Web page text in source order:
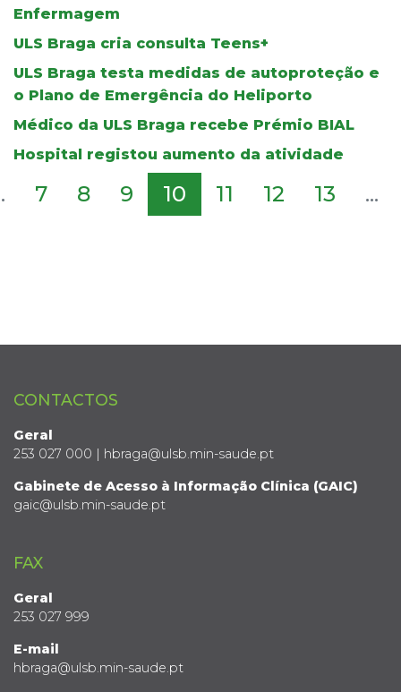
Enfermagem
ULS Braga cria consulta Teens+
ULS Braga testa medidas de autoproteção e
o Plano de Emergência do Heliporto
Médico da ULS Braga recebe Prémio BIAL
Hospital registou aumento da atividade
7 8 9 10 11 12 13 ...
CONTACTOS
Geral
253 027 000 | hbraga@ulsb.min-saude.pt
Gabinete de Acesso à Informação Clínica (GAIC)
gaic@ulsb.min-saude.pt
FAX
Geral
253 027 999
E-mail
hbraga@ulsb.min-saude.pt